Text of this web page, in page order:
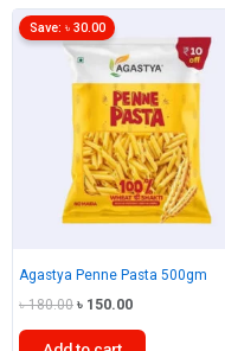
Agastya Penne Pasta 500gm
৳180.00 Original
was:
৳ 150.00Current
Save: ৳ 30.00